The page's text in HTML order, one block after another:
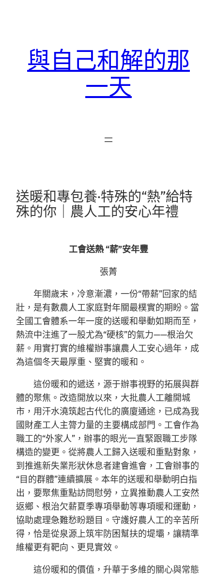
與自己和解的那
一天
送暖和專包養·特殊的“熱”給特
殊的你｜農人工的安心年禮
工會送熱 “薪”安年豐
張菁
年關歲末，冷意漸濃，一份“帶薪”回家的結
壯，是有數農人工家庭對年關最樸實的期盼。當
全國工會體系一年一度的送暖和舉動如期而至，
熱流中注進了一股尤為“硬核”的氣力——根治欠
薪。用實打實的維權辦事讓農人工安心過年，成
為這個冬天最厚重、堅實的暖和。
這份暖和的遞送，源于辦事視野的拓展與群
體的聚焦。改造開放以來，大批農人工離開城
市，用汗水澆筑起古代化的廣廈通途，已成為我
國財產工人主膂力量的主要構成部門。工會作為
職工的“外家人”，辦事的眼光一直緊跟職工步隊
構造的變更。從將農人工歸入送暖和重點對象，
到推進新失業形狀休息者建會進會，工會辦事的
“目的群體”連續擴展。本年的送暖和舉動明白指
出，要聚焦重點訪問慰勞，立異推動農人工安然
返鄉、根治欠薪夏季專項舉動等專項暖和運動，
協助處理急難愁盼題目。守護好農人工的辛苦所
得，恰是從泉源上筑牢防困幫扶的堤壩，讓精準
維權更有靶向、更見實效。
這份暖和的價值，升華于多維的關心與常態